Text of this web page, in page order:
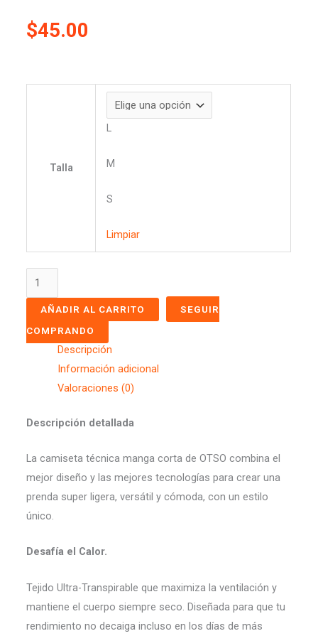
$45.00
Talla
L
M
S
Limpiar
AÑADIR AL CARRITO
SEGUIR
COMPRANDO
Descripción
Información adicional
Valoraciones (0)
Descripción detallada
La camiseta técnica manga corta de OTSO combina el
mejor diseño y las mejores tecnologías para crear una
prenda super ligera, versátil y cómoda, con un estilo
único.
Desafía el Calor.
Tejido Ultra-Transpirable que maximiza la ventilación y
mantiene el cuerpo siempre seco. Diseñada para que tu
rendimiento no decaiga incluso en los días de más